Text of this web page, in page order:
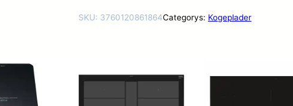
SKU: 3760120861864Categorys: Kogeplader